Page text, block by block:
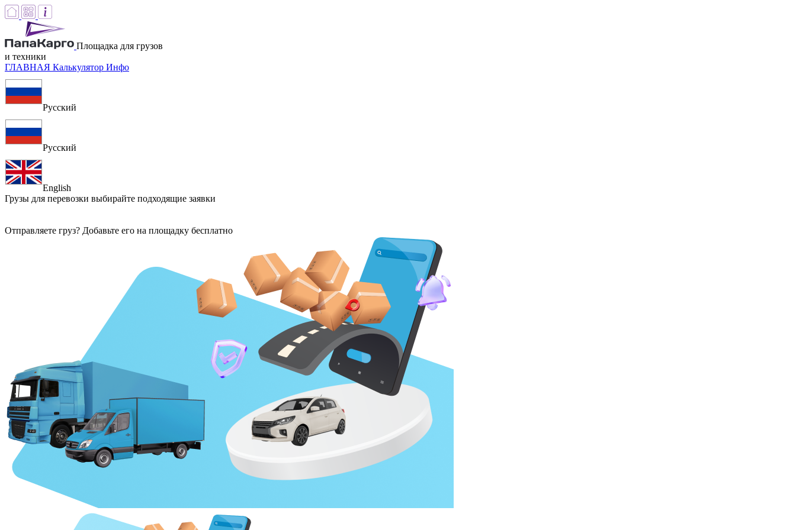
Площадка для грузов
и техники
ГЛАВНАЯ Калькулятор Инфо
Русский
Русский
English
Грузы для перевозки выбирайте подходящие заявки
Отправляете груз? Добавьте его на площадку бесплатно